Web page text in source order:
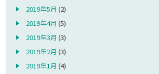
2019年5月 (2)
2019年4月 (5)
2019年3月 (3)
2019年2月 (3)
2019年1月 (4)